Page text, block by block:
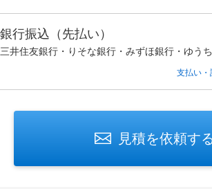
銀行振込（先払い）
三井住友銀行・りそな銀行・みずほ銀行・ゆう
支払い・
見積を依頼す